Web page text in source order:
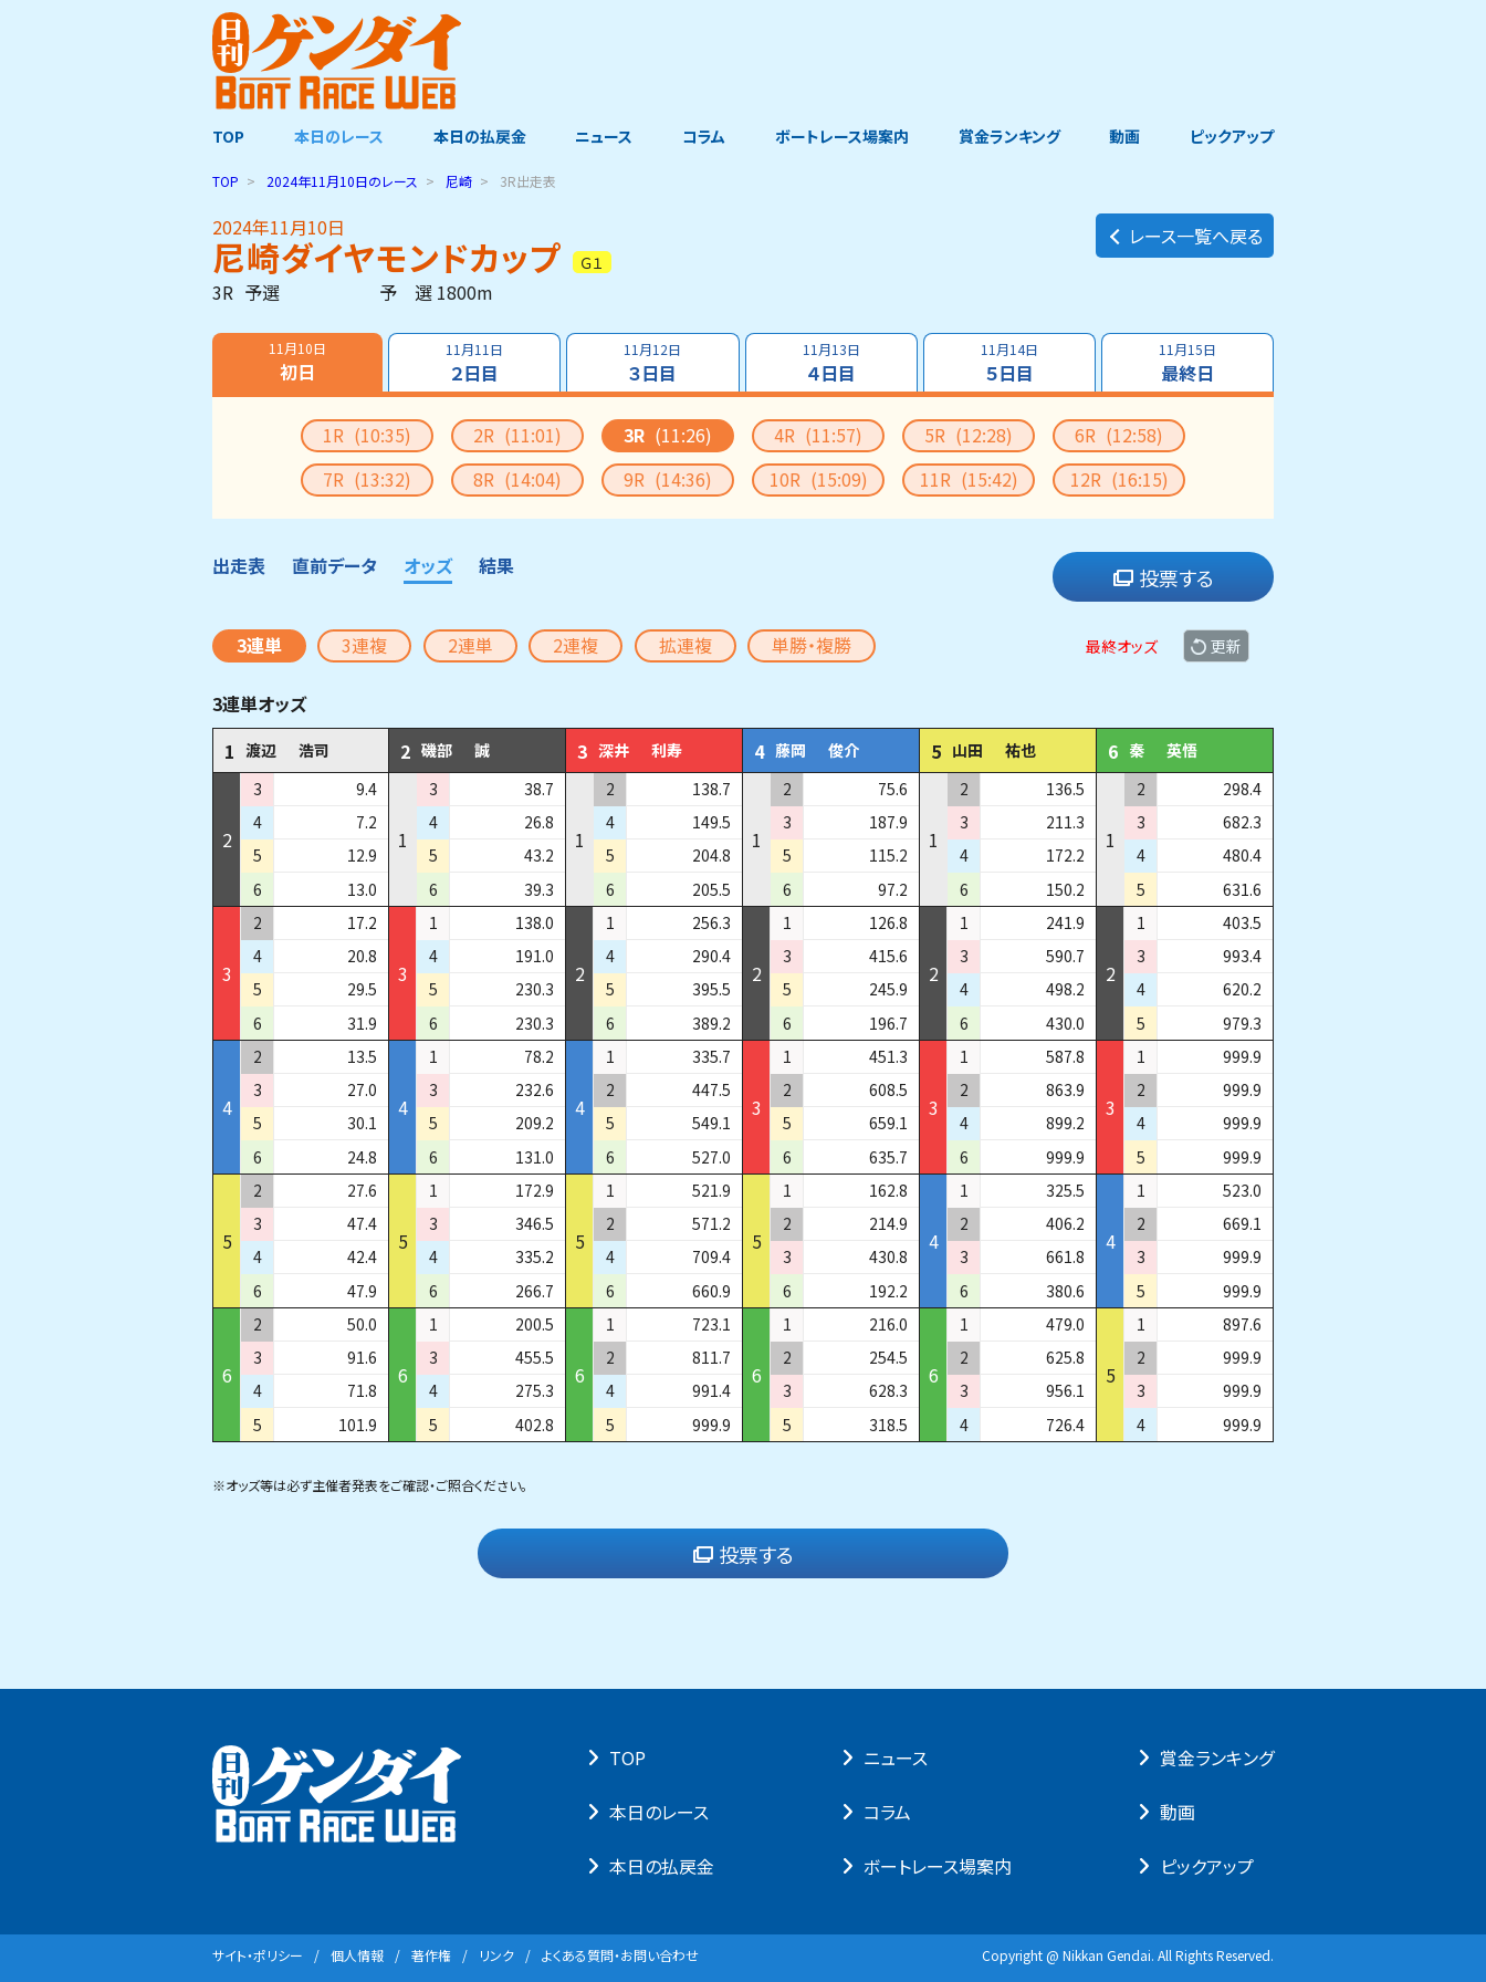
TOP 本日のレース 本日の払戻金 ニュース コラム ボートレース場案内 賞金ランキング 動画 ピックアップ
TOP 2024年11月10日のレース 尼崎 3R出走表
2024年11月10日
尼崎ダイヤモンドカップ Ｇ１
3R 予選 予 選 1800m
レース一覧へ戻る
11月10日
初日
11月11日
２日目
11月12日
３日目
11月13日
４日目
11月14日
５日目
11月15日
最終日
1R (10:35) 2R (11:01) 3R (11:26) 4R (11:57) 5R (12:28) 6R (12:58)
7R (13:32) 8R (14:04) 9R (14:36) 10R (15:09) 11R (15:42) 12R (16:15)
出走表 直前データ オッズ 結果 投票する
3連単 3連複 2連単 2連複 拡連複 単勝・複勝 最終オッズ 更新
3連単オッズ
1 渡辺 浩司
2
3
9.4
4
7.2
5
12.9
6
13.0
3
2
17.2
4
20.8
5
29.5
6
31.9
4
2
13.5
3
27.0
5
30.1
6
24.8
5
2
27.6
3
47.4
4
42.4
6
47.9
6
2
50.0
3
91.6
4
71.8
5
101.9
2 磯部 誠
1
3
38.7
4
26.8
5
43.2
6
39.3
3
1
138.0
4
191.0
5
230.3
6
230.3
4
1
78.2
3
232.6
5
209.2
6
131.0
5
1
172.9
3
346.5
4
335.2
6
266.7
6
1
200.5
3
455.5
4
275.3
5
402.8
3 深井 利寿
1
2
138.7
4
149.5
5
204.8
6
205.5
2
1
256.3
4
290.4
5
395.5
6
389.2
4
1
335.7
2
447.5
5
549.1
6
527.0
5
1
521.9
2
571.2
4
709.4
6
660.9
6
1
723.1
2
811.7
4
991.4
5
999.9
4 藤岡 俊介
1
2
75.6
3
187.9
5
115.2
6
97.2
2
1
126.8
3
415.6
5
245.9
6
196.7
3
1
451.3
2
608.5
5
659.1
6
635.7
5
1
162.8
2
214.9
3
430.8
6
192.2
6
1
216.0
2
254.5
3
628.3
5
318.5
5 山田 祐也
1
2
136.5
3
211.3
4
172.2
6
150.2
2
1
241.9
3
590.7
4
498.2
6
430.0
3
1
587.8
2
863.9
4
899.2
6
999.9
4
1
325.5
2
406.2
3
661.8
6
380.6
6
1
479.0
2
625.8
3
956.1
4
726.4
6 秦 英悟
1
2
298.4
3
682.3
4
480.4
5
631.6
2
1
403.5
3
993.4
4
620.2
5
979.3
3
1
999.9
2
999.9
4
999.9
5
999.9
4
1
523.0
2
669.1
3
999.9
5
999.9
5
1
897.6
2
999.9
3
999.9
4
999.9
※オッズ等は必ず主催者発表をご確認・ご照合ください。
投票する
TOP
本⽇のレース
本⽇の払戻⾦
ニュース
コラム
ボートレース場案内
賞⾦ランキング
動画
ピックアップ
サイト・ポリシー 個⼈情報 著作権 リンク よくある質問・お問い合わせ Copyright @ Nikkan Gendai. All Rights Reserved.